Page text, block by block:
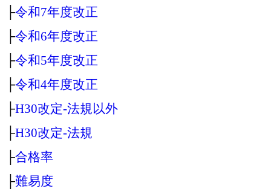
├令和7年度改正
├令和6年度改正
├令和5年度改正
├令和4年度改正
├H30改定‐法規以外
├H30改定‐法規
├合格率
├難易度